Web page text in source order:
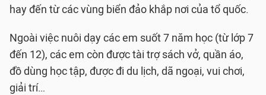
hay đến từ các vùng biển đảo khắp nơi của tổ quốc.
Ngoài việc nuôi dạy các em suốt 7 năm học (từ lớp 7
đến 12), các em còn được tài trợ sách vở, quần áo,
đồ dùng học tập, được đi du lịch, dã ngoại, vui chơi,
giải trí…